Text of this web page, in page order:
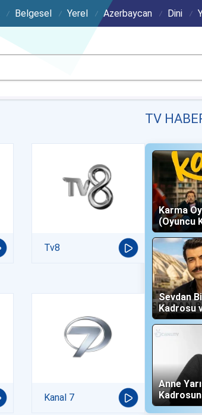
Belgesel Yerel Azerbaycan Dini
Tv8
Kanal 7
TV
Karma
(Oyuncu
Sevdan
Kadrosu
(Show
Anne
"Altın"